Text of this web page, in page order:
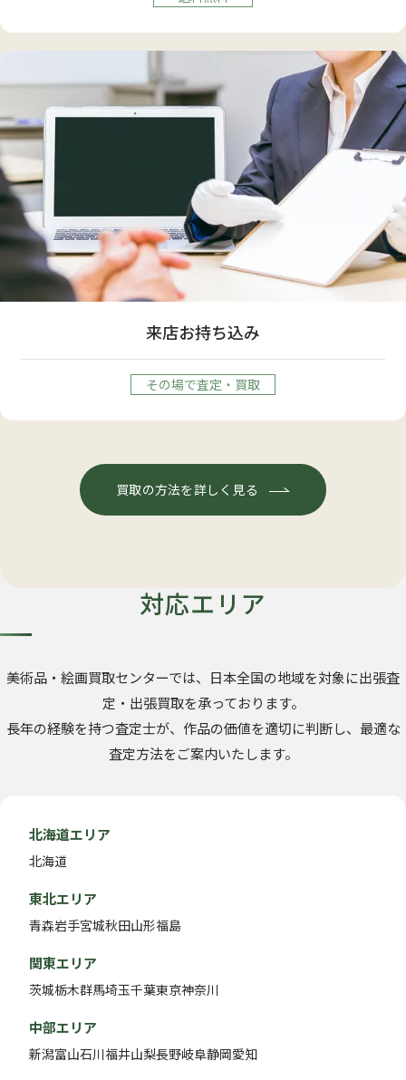
来店お持ち込み
その場で査定・買取
買取の方法を詳しく見る
対応エリア
美術品・絵画買取センターでは、日本全国の地域を対象に出張査
定・出張買取を承っております。
長年の経験を持つ査定士が、作品の価値を適切に判断し、最適な
査定方法をご案内いたします。
北海道エリア
北海道
東北エリア
青森岩手宮城秋田山形福島
関東エリア
茨城栃木群馬埼玉千葉東京神奈川
中部エリア
新潟富山石川福井山梨長野岐阜静岡愛知